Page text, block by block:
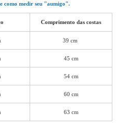
como medir seu "aumigo".
Comprimento das costas
39 cm
45 cm
54 cm
60 cm
63 cm